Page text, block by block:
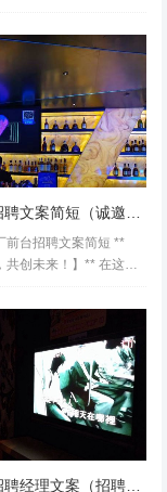
一场关于味蕾与健康的
果你对酸奶有着不解之
个温...
台招聘文案简短 **
共创未来！】** 在这个
家蓬勃发展的现代化工
前台不仅是企业形象的
...
无人驾驶招聘经理文案（招聘无人驾驶领域精英：引领未来出行的招聘经理）